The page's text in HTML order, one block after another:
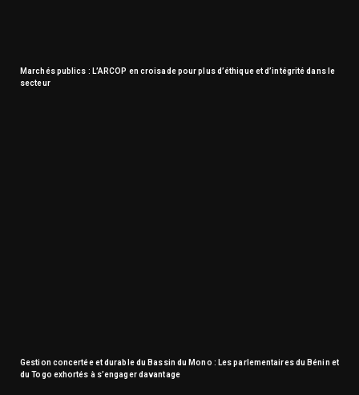
Marchés publics : L’ARCOP en croisade pour plus d’éthique et d’intégrité dans le
secteur
Gestion concertée et durable du Bassin du Mono : Les parlementaires du Bénin et
du Togo exhortés à s’engager davantage